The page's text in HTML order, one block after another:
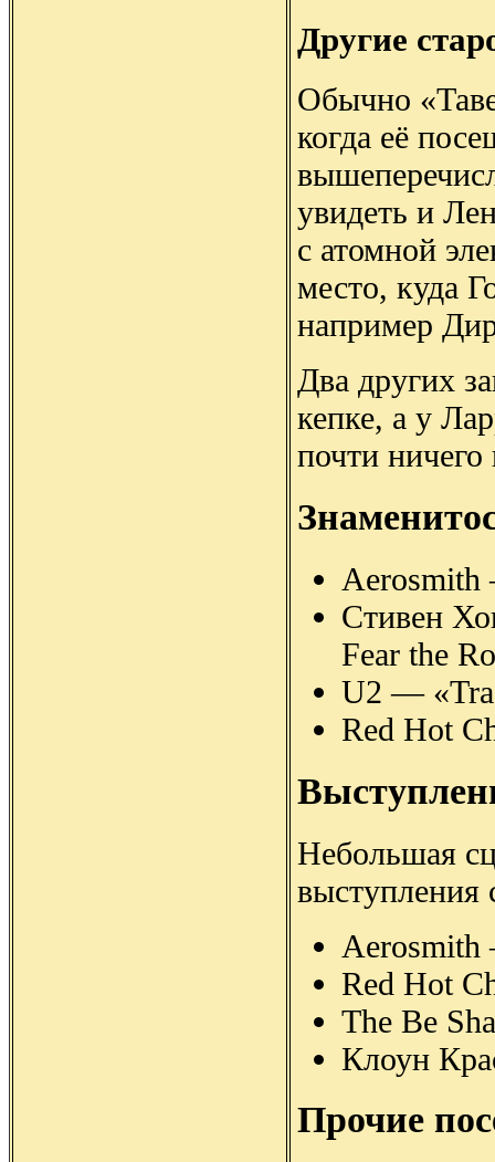
Другие
Обычно
когда её
увидеть и
с атомной
место, куда
например
Два других
кепке, а у
почти ничего
Стивен
Fear the
U2 —
Red Hot
Небольшая
выступления
Red Hot
The Be
Клоун
Прочие